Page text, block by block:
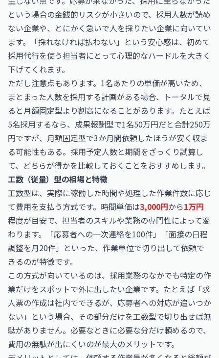
という場合の金銭的リスクが小さいので、採用人数が読め
ない企業や、とにかく急いで人を採りたい企業に向いてい
ます。「採れなければ払わない」という安心感は、初めて
採用代行を使う担当者にとって心理的なハードルを大きく
下げてくれます。
ただし注意点もあります。1名あたりの単価が高いため、
まとまった人数を採用する計画がある場合、トータルで見
ると月額固定型より割高になることがあります。たとえば
5名採用するなら、成果報酬型で1名50万円だと合計250万
円ですが、月額固定型で3か月間依頼したほうが安く収ま
る可能性もある。採用予定人数と期間をざっくり試算し
て、どちらが得かを比較しておくことをおすすめします。
工数（従量）型の相場と特徴
工数型は、実際に稼働した時間や処理した作業件数に応じ
て費用を支払う方式です。時間単価は3,000円から1万円
程度が目安で、担当者のスキルや業務の専門性によって変
わります。「応募者への一次連絡を100件」「面接の日程
調整を月20件」といった、作業単位で切り出して依頼で
きるのが特徴です。
この方式が向いているのは、採用業務のなかでも特定の作
業だけをスポットで外に出したい企業です。たとえば「求
人票の作成は社内でできるが、応募者への対応が追いつか
ない」という場合、その部分だけを工数型で切り出せば無
駄がありません。必要なときに必要な分だけ頼めるので、
費用の無駄が出にくいのが最大のメリットです。